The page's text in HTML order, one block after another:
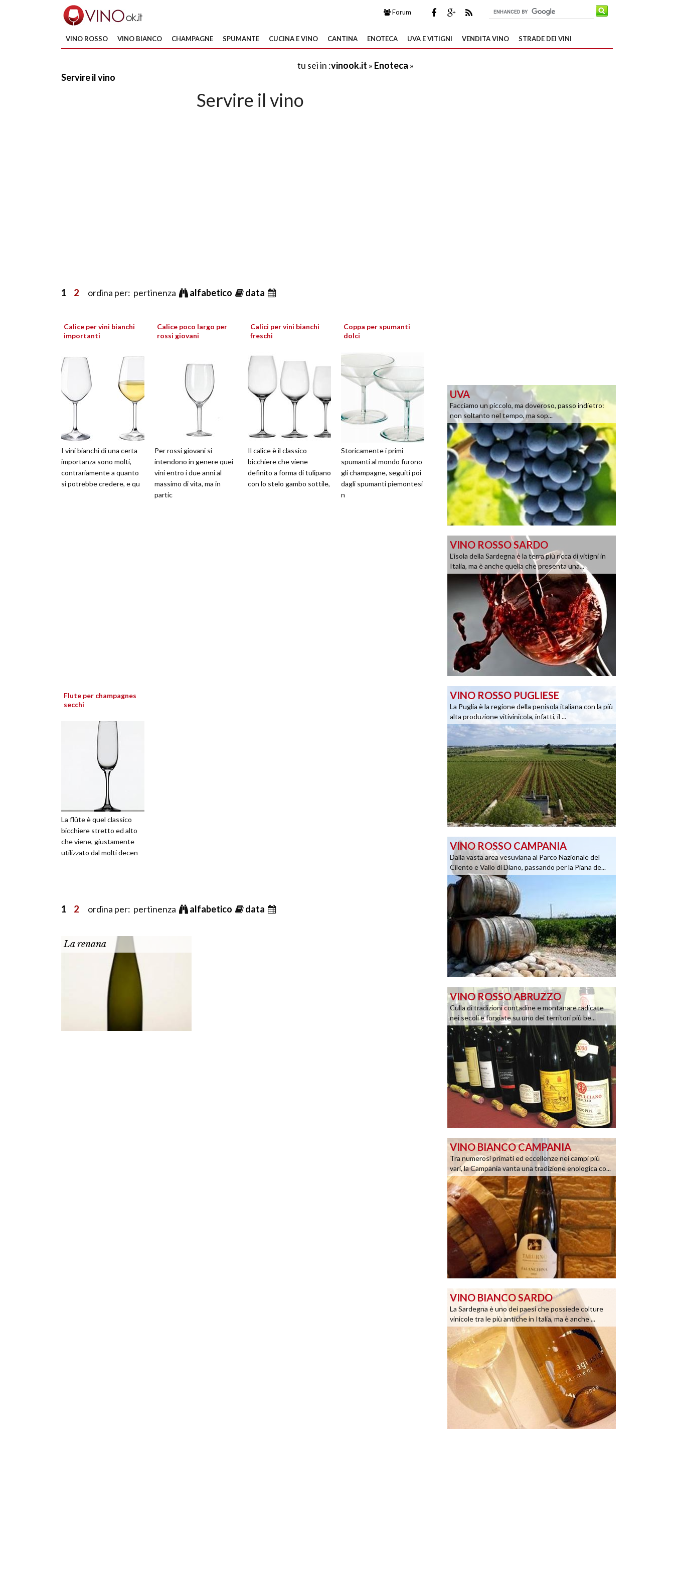
Forum
VINO ROSSO VINO BIANCO CHAMPAGNE SPUMANTE CUCINA E VINO CANTINA ENOTECA UVA E VITIGNI VENDITA VINO STRADE DEI VINI
tu sei in :vinook.it » Enoteca »
Servire il vino
Servire il vino
1 2 ordina per: pertinenza alfabetico data
Calice per vini bianchi
importanti
I vini bianchi di una certa
importanza sono molti,
contrariamente a quanto
si potrebbe credere, e qu
Calice poco largo per
rossi giovani
Per rossi giovani si
intendono in genere quei
vini entro i due anni al
massimo di vita, ma in
partic
Calici per vini bianchi
freschi
Il calice è il classico
bicchiere che viene
definito a forma di tulipano
con lo stelo gambo sottile,
Coppa per spumanti
dolci
Storicamente i primi
spumanti al mondo furono
gli champagne, seguiti poi
dagli spumanti piemontesi
n
Flute per champagnes
secchi
La flûte è quel classico
bicchiere stretto ed alto
che viene, giustamente
utilizzato dal molti decen
1 2 ordina per: pertinenza alfabetico data
La renana
UVA
Facciamo un piccolo, ma doveroso, passo indietro:
non soltanto nel tempo, ma sop...
VINO ROSSO SARDO
L’isola della Sardegna è la terra più ricca di vitigni in
Italia, ma è anche quella che presenta una...
VINO ROSSO PUGLIESE
La Puglia è la regione della penisola italiana con la più
alta produzione vitivinicola, infatti, il ...
VINO ROSSO CAMPANIA
Dalla vasta area vesuviana al Parco Nazionale del
Cilento e Vallo di Diano, passando per la Piana de...
VINO ROSSO ABRUZZO
Culla di tradizioni contadine e montanare radicate
nei secoli e forgiate su uno dei territori più be...
VINO BIANCO CAMPANIA
Tra numerosi primati ed eccellenze nei campi più
vari, la Campania vanta una tradizione enologica co...
VINO BIANCO SARDO
La Sardegna è uno dei paesi che possiede colture
vinicole tra le più antiche in Italia, ma è anche ...